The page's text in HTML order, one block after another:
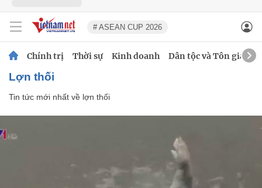
# ASEAN CUP 2026
Chính trị Thời sự Kinh doanh Dân tộc và Tôn giáo
lợn thối
Tin tức mới nhất về lợn thối